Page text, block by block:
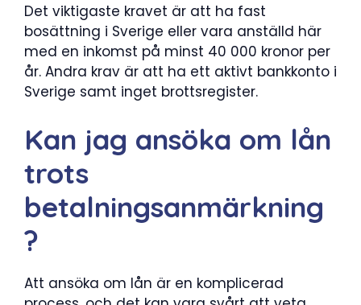
Det viktigaste kravet är att ha fast
bosättning i Sverige eller vara anställd här
med en inkomst på minst 40 000 kronor per
år. Andra krav är att ha ett aktivt bankkonto i
Sverige samt inget brottsregister.
Kan jag ansöka om lån
trots
betalningsanmärkning
?
Att ansöka om lån är en komplicerad